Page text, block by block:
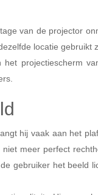
van de projector
locatie gebruikt
projectiescherm
hij vaak aan het
meer perfect
gebruiker het beeld